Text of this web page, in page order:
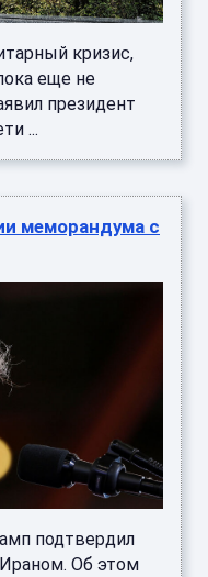
кризис,
еще не
президент
...
меморандума с
подтвердил
Об этом